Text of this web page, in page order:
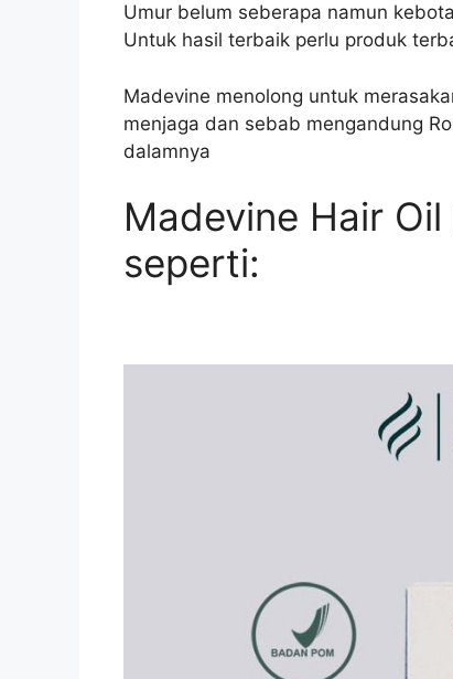
Umur belum seberapa namun
Untuk hasil terbaik perlu produk
Madevine menolong untuk
menjaga dan sebab mengandung
dalamnya
Madevine Hair
seperti: